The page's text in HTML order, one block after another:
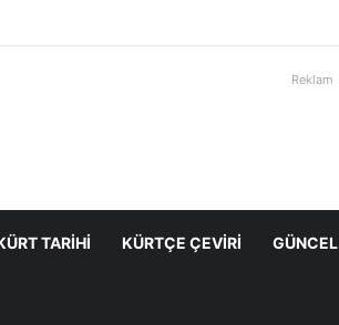
Reklam
TARIHI KÜRTÇE ÇEVIRI GÜNCEL